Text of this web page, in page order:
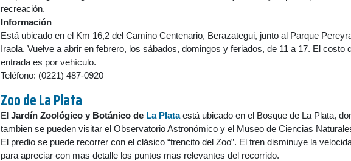
recreación.
Información
Está ubicado en el Km 16,2 del Camino Centenario, Berazategui, junto al Parque
Iraola. Vuelve a abrir en febrero, los sábados, domingos y feriados, de 11 a 17. El costo
entrada es por vehículo.
Teléfono: (0221) 487-0920
Zoo deLa Plata
El Jardín Zoológico y Botánico de La Plataestá ubicado en el Bosque de La Plata,
tambien se pueden visitar el Observatorio Astronómico y el Museo de Ciencias
El predio se puede recorrer con el clásico “trencito del Zoo”. El tren disminuye la
para apreciar con mas detalle los puntos mas relevantes del recorrido.